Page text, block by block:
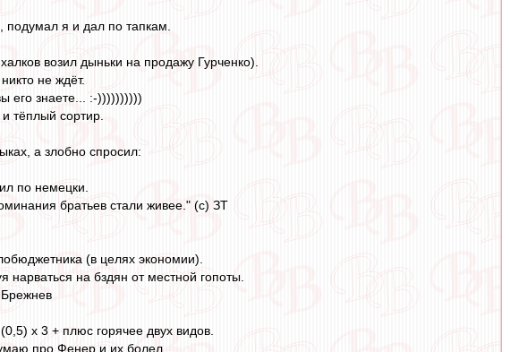
подумал я и дал по тапкам.
возил дыньки на продажу Гурченко).
не ждёт.
его знаете... :-))))))))))
тёплый сортир.
а злобно спросил:
по немецки.
братьев стали живее." (с) ЗТ
(в целях экономии).
нарваться на бздян от местной гопоты.
х 3 + плюс горячее двух видов.
про Фенер и их болел.